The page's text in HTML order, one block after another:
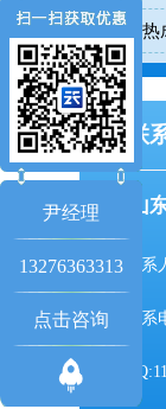
联
山
联
联
尹经理
13276363313
点击咨询